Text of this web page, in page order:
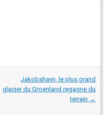
Jakobshavn, le plus grand
glacier du Groenland regagne du
terrain →